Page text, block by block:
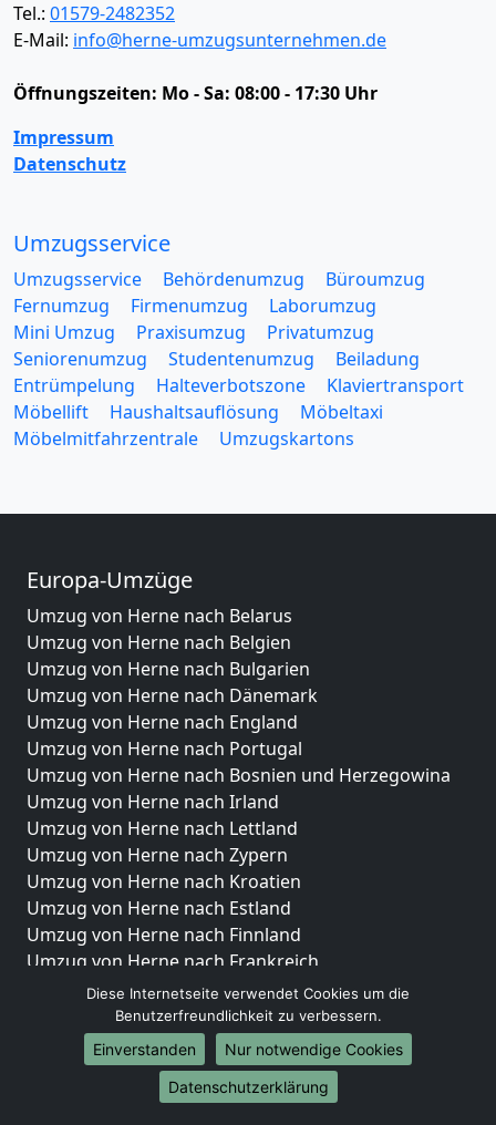
Tel.: 01579-2482352
E-Mail: info@herne-umzugsunternehmen.de
Öffnungszeiten: Mo - Sa: 08:00 - 17:30 Uhr
Impressum
Datenschutz
Umzugsservice
Umzugsservice Behördenumzug
Büroumzug
Fernumzug
Firmenumzug
Laborumzug
Mini Umzug
Praxisumzug
Privatumzug
Seniorenumzug
Studentenumzug
Beiladung
Entrümpelung
Halteverbotszone
Klaviertransport
Möbellift
Haushaltsauflösung
Möbeltaxi
Möbelmitfahrzentrale
Umzugskartons
Europa-Umzüge
Umzug von Herne nach Belarus
Umzug von Herne nach Belgien
Umzug von Herne nach Bulgarien
Umzug von Herne nach Dänemark
Umzug von Herne nach England
Umzug von Herne nach Portugal
Umzug von Herne nach Bosnien und Herzegowina
Umzug von Herne nach Irland
Umzug von Herne nach Lettland
Umzug von Herne nach Zypern
Umzug von Herne nach Kroatien
Umzug von Herne nach Estland
Umzug von Herne nach Finnland
Umzug von Herne nach Frankreich
Umzug von Herne nach Griechenland
Umzug von Herne nach Italien
Umzug von Herne nach Liechtenstein
Umzug von Herne nach Luxemburg
Umzug von Herne nach Niederlande
Diese Internetseite verwendet Cookies um die
Benutzerfreundlichkeit zu verbessern.
Einverstanden
Nur notwendige Cookies
Datenschutzerklärung